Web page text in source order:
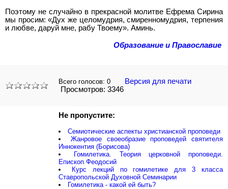
Поэтому не случайно в прекрасной молитве Ефрема Сирина
мы просим: «Дух же целомудрия, смиренномудрия, терпения
и любве, даруй мне, рабу Твоему». Аминь.
Образование и Православие
Всего голосов: 0
Версия для печати
Просмотров: 3346
Не пропустите:
Семиотические аспекты христианской проповеди
Жанровое своеобразие проповедей святителя
Иннокентия (Борисова)
Гомилетика. Теория церковной проповеди.
Епископ Феодосий
Курс лекций по гомилетике для 3 класса
Ставропольской Духовной Семинарии
Гомилетика - какой ей быть?